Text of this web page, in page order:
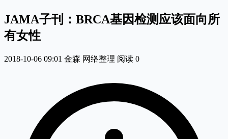
JAMA子刊：BRCA基因检测应该面向所
有女性
2018-10-06 09:01 金森 网络整理 阅读 0